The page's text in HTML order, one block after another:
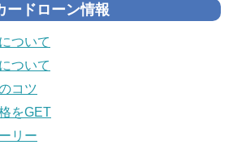
ードローン情報
ついて
ついて
コツ
をGET
リー